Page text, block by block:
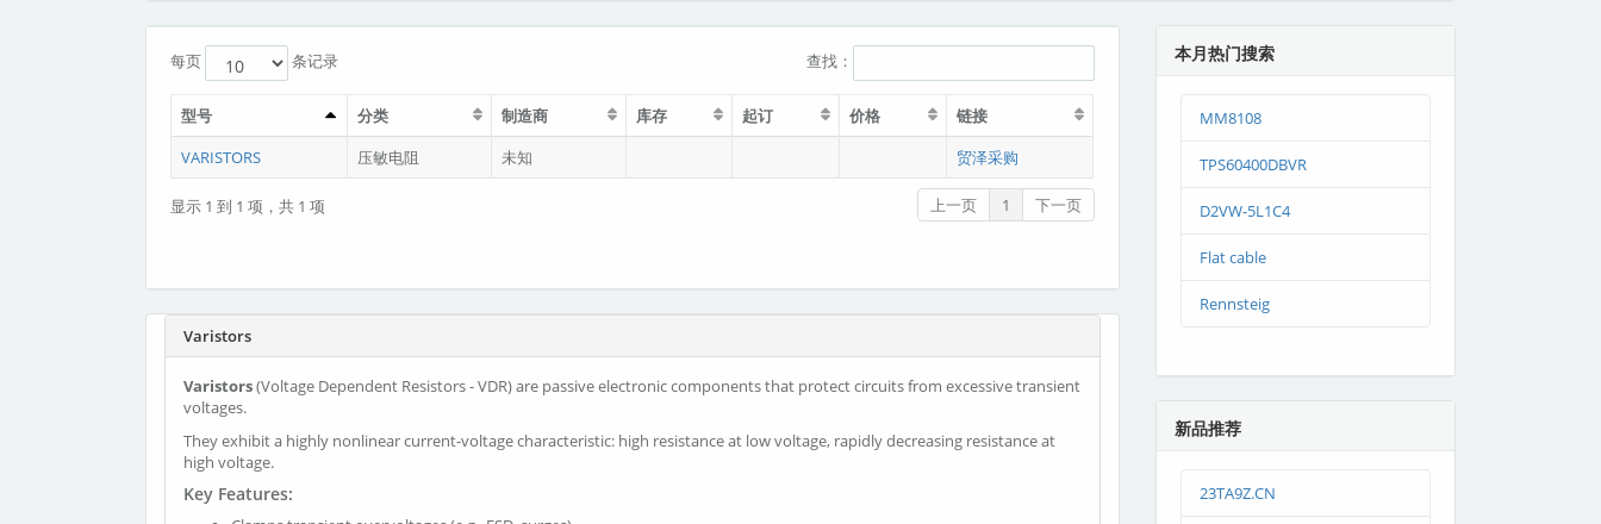
每页 条记录 查找：
型号 分类 制造商 库存 起订 价格
链接
VARISTORS
压敏电阻 未知 贸泽采购
显示 1 到 1 项，共 1 项 上一页 1 下一页
Varistors
Varistors(Voltage Dependent Resistors - VDR) are passive electronic components that protect circuits from excessive transient
voltages.
They exhibit a highly nonlinear current-voltage characteristic: high resistance at low voltage, rapidly decreasing resistance at
high voltage.
Key Features:
本月热门搜索
MM8108
TPS60400DBVR
D2VW-5L1C4
Flat cable
Rennsteig
新品推荐
23TA9Z.CN